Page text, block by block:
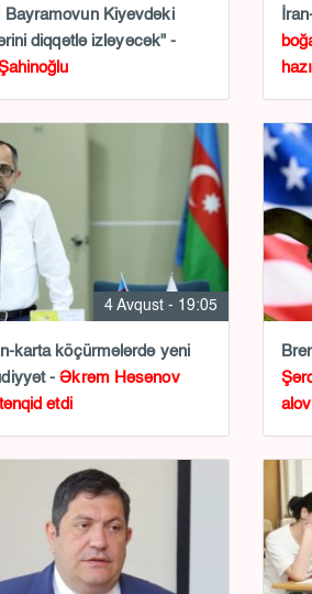
Bayramovun Kiyevdəki
diqqətlə izləyəcək" -
4 Avqust - 19:05
karta köçürmələrdə yeni
-Əkrəm Həsənov
etdi